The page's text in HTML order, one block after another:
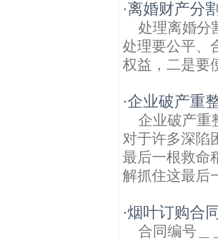
·离婚财产分
处理离婚分
处理要公平、
权益，二是
·企业破产重
企业破产重
对于许多深陷
最后一根救命
解抓住这最
·烟叶订购合
合同编